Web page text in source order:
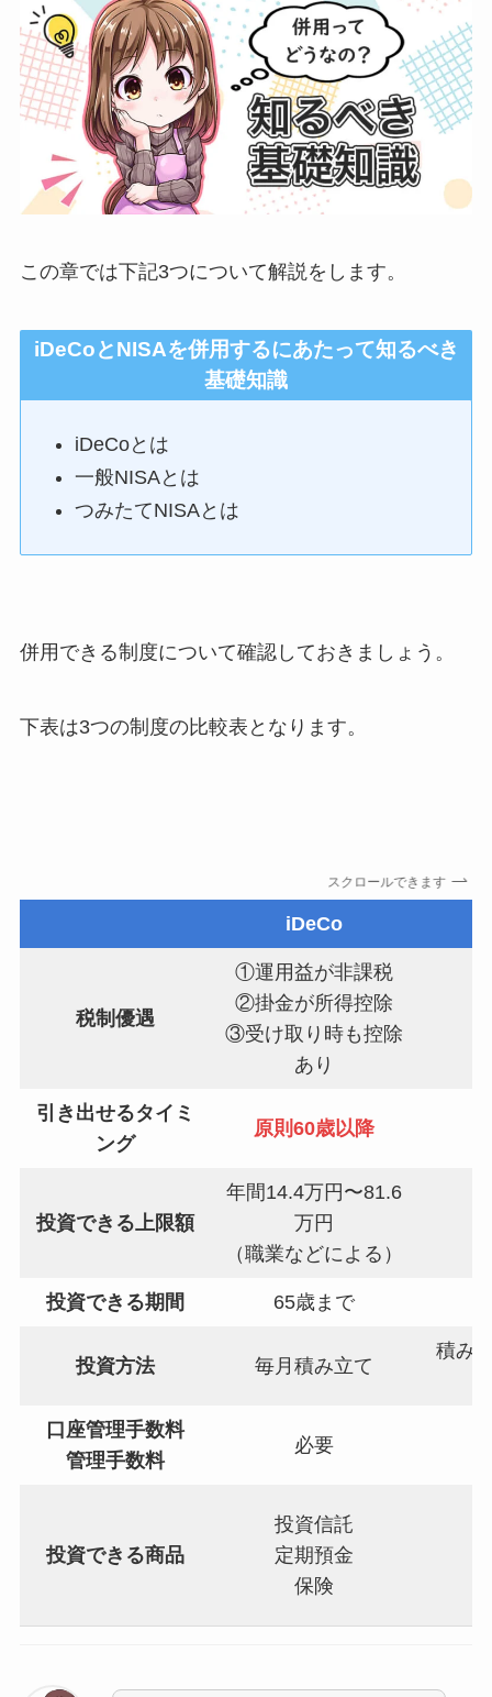
この章では下記3つについて解説をします。
iDeCoとNISAを併用するにあたって知るべき
基礎知識
iDeCoとは
一般NISAとは
つみたてNISAとは
併用できる制度について確認しておきましょう。
下表は3つの制度の比較表となります。
スクロールできます
iDeCo
税制優遇
①運用益が非課税
②掛金が所得控除
③受け取り時も控除
あり
引き出せるタイミ
ング
原則60歳以降
投資できる上限額
年間14.4万円〜81.6
万円
（職業などによる）
投資できる期間 65歳まで
投資方法 毎月積み立て
積み
口座管理手数料
管理手数料
必要
投資できる商品
投資信託
定期預金
保険